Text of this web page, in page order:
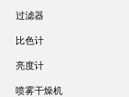
过滤器
比色计
亮度计
喷雾干燥机